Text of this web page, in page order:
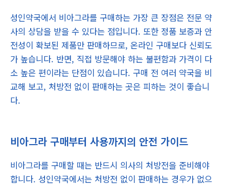
성인약국에서 비아그라를 구매하는 가장 큰 장점은 전문 약
사의 상담을 받을 수 있다는 점입니다. 또한 정품 보증과 안
전성이 확보된 제품만 판매하므로, 온라인 구매보다 신뢰도
가 높습니다. 반면, 직접 방문해야 하는 불편함과 가격이 다
소 높은 편이라는 단점이 있습니다. 구매 전 여러 약국을 비
교해 보고, 처방전 없이 판매하는 곳은 피하는 것이 좋습니
다.
비아그라 구매부터 사용까지의 안전 가이드
비아그라를 구매할 때는 반드시 의사의 처방전을 준비해야
합니다. 성인약국에서는 처방전 없이 판매하는 경우가 없으